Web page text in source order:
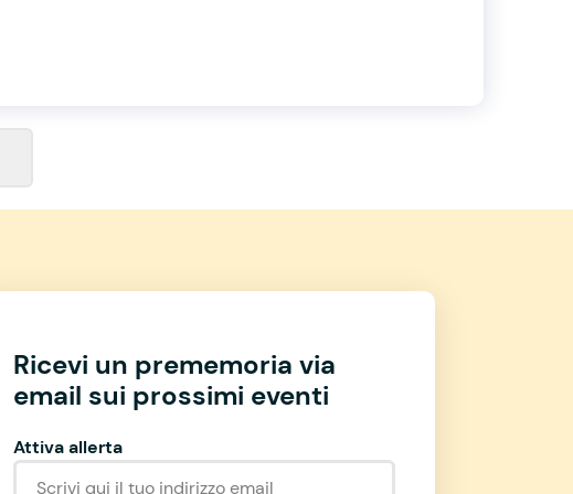
Ricevi un prememoria via
email sui prossimi eventi
Attiva allerta